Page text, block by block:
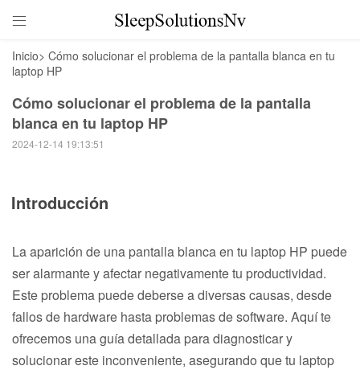

Inicio> Cómo solucionar el problema de la pantalla blanca en tu
laptop HP
Cómo solucionar el problema de la pantalla
blanca en tu laptop HP
2024-12-14 19:13:51
Introducción
La aparición de una pantalla blanca en tu laptop HP puede
ser alarmante y afectar negativamente tu productividad.
Este problema puede deberse a diversas causas, desde
fallos de hardware hasta problemas de software. Aquí te
ofrecemos una guía detallada para diagnosticar y
solucionar este inconveniente, asegurando que tu laptop